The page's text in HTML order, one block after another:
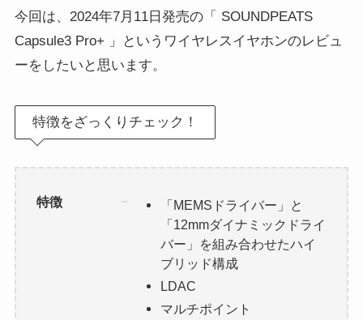
今回は、2024年7月11日発売の「 SOUNDPEATS
Capsule3 Pro+ 」というワイヤレスイヤホンのレビュ
ーをしたいと思います。
特徴をざっくりチェック！
特徴
「MEMSドライバー」と
「12mmダイナミックドライ
バー」を組み合わせたハイ
ブリッド構成
LDAC
マルチポイント